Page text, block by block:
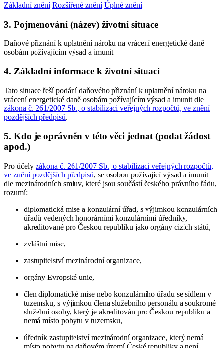
Základní znění Rozšířené znění Úplné znění
3. Pojmenování (název) životní situace
Daňové přiznání k uplatnění nároku na vrácení energetické daně
osobám požívajícím výsad a imunit
4. Základní informace k životní situaci
Tato situace řeší podání daňového přiznání k uplatnění nároku na
vrácení energetické daně osobám požívajícím výsad a imunit dle
zákona č. 261/2007 Sb., o stabilizaci veřejných rozpočtů, ve znění
pozdějších předpisů.
5. Kdo je oprávněn v této věci jednat (podat žádost
apod.)
Pro účely zákona č. 261/2007 Sb., o stabilizaci veřejných rozpočtů,
ve znění pozdějších předpisů, se osobou požívající výsad a imunit
dle mezinárodních smluv, které jsou součástí českého právního řádu,
rozumí:
diplomatická mise a konzulární úřad, s výjimkou konzulárních
úřadů vedených honorárními konzulárními úředníky,
akreditované pro Českou republiku jako orgány cizích států,
zvláštní mise,
zastupitelství mezinárodní organizace,
orgány Evropské unie,
člen diplomatické mise nebo konzulárního úřadu se sídlem v
tuzemsku, s výjimkou člena služebního personálu a soukromé
služební osoby, který je akreditován pro Českou republiku a
nemá místo pobytu v tuzemsku,
úředník zastupitelství mezinárodní organizace, který nemá